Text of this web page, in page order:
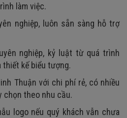
làm việc.
nghiệp, luôn sẵn sàng hỗ trợ
nghiệp, kỷ luật từ quá trình
kế biểu tượng.
Thuận với chi phí rẻ, có nhiều
chọn theo nhu cầu.
logo nếu quý khách vẫn chưa